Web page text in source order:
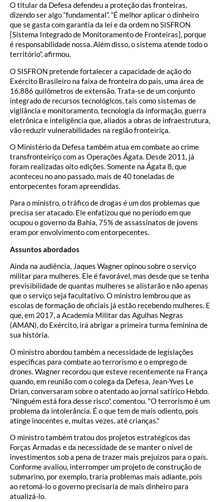
O titular da Defesa defendeu a proteção das fronteiras,
dizendo ser algo “fundamental”. “É melhor aplicar o dinheiro
que se gasta com garantia da lei e da ordem no SISFRON
[Sistema Integrado de Monitoramento de Fronteiras], porque
é responsabilidade nossa. Além disso, o sistema atende todo o
território”, afirmou.
O SISFRON pretende fortalecer a capacidade de ação do
Exército Brasileiro na faixa de fronteira do país, uma área de
16.886 quilômetros de extensão. Trata-se de um conjunto
integrado de recursos tecnológicos, tais como sistemas de
vigilância e monitoramento, tecnologia da informação, guerra
eletrônica e inteligência que, aliados a obras de infraestrutura,
vão reduzir vulnerabilidades na região fronteiriça.
O Ministério da Defesa também atua em combate ao crime
transfronteiriço com as Operações Ágata. Desde 2011, já
foram realizadas oito edições. Somente na Ágata 8, que
aconteceu no ano passado, mais de 40 toneladas de
entorpecentes foram apreendidas.
Para o ministro, o tráfico de drogas é um dos problemas que
precisa ser atacado. Ele enfatizou que no período em que
ocupou o governo da Bahia, 75% de assassinatos de jovens
eram por envolvimento com entorpecentes.
Assuntos abordados
Ainda na audiência, Jaques Wagner opinou sobre o serviço
militar para mulheres. Ele é favorável, mas desde que se tenha
previsibilidade de quantas mulheres se alistarão e não apenas
que o serviço seja facultativo. O ministro lembrou que as
escolas de formação de oficiais já estão recebendo mulheres. E
que, em 2017, a Academia Militar das Agulhas Negras
(AMAN), do Exército, irá abrigar a primeira turma feminina de
sua história.
O ministro abordou também a necessidade de legislações
especificas para combate ao terrorismo e o emprego de
drones. Wagner recordou que esteve recentemente na França
quando, em reunião com o colega da Defesa, Jean-Yves Le
Drian, conversaram sobre o atentado ao jornal satírico Hebdo.
“Ninguém está fora desse risco”, comentou. "O terrorismo é um
problema da intolerância. É o que tem de mais odiento, pois
atinge inocentes e, muitas vezes, até crianças."
O ministro também tratou dos projetos estratégicos das
Forças Armadas e da necessidade de se manter o nível de
investimentos sob a pena de trazer mais prejuízos para o país.
Conforme avaliou, interromper um projeto de construção de
submarino, por exemplo, traria problemas mais adiante, pois
ao retomá-lo o governo precisaria de mais dinheiro para
atualizá-lo.